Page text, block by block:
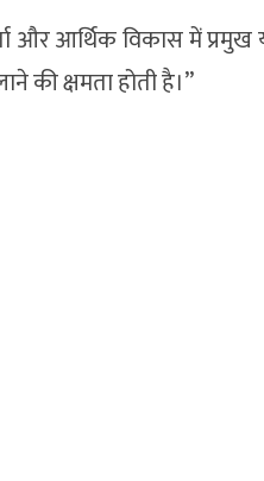
और आर्थिक विकास में प्रमुख
की क्षमता होती है।”